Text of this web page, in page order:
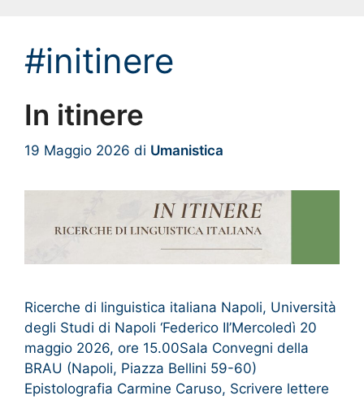
#initinere
In itinere
19 Maggio 2026 di Umanistica
Ricerche di linguistica italiana Napoli, Università
degli Studi di Napoli ‘Federico II’Mercoledì 20
maggio 2026, ore 15.00Sala Convegni della
BRAU (Napoli, Piazza Bellini 59-60)
Epistolografia Carmine Caruso, Scrivere lettere